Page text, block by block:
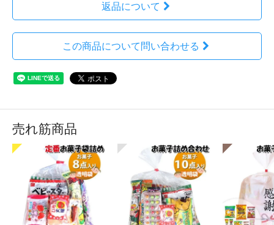
返品について
この商品について問い合わせる
売れ筋商品